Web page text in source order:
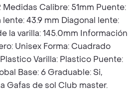
Medidas Calibre: 51mm Puente:
lente: 43.9 mm Diagonal lente:
la varilla: 145.0mm Información
Unisex Forma: Cuadrado
Varilla: Plastico Puente:
Base: 6 Graduable: Si,
Gafas de sol Club master.